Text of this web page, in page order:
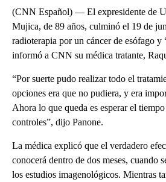
(CNN Español) — El expresidente de
Mujica, de 89 años, culminó el 19 de
radioterapia por un cáncer de esófago y
informó a CNN su médica tratante,
“Por suerte pudo realizar todo el
opciones era que no pudiera, y era
Ahora lo que queda es esperar el
controles”, dijo Panone.
La médica explicó que el verdadero
conocerá dentro de dos meses, cuando
los estudios imagenológicos. Mientras